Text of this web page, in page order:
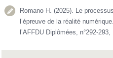
Romano H. (2025). Le
l’épreuve de la réalité
l’AFFDU Diplômées, n°292-293,